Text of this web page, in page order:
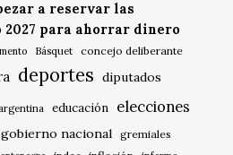
a reservar las
2027 para ahorrar dinero
Básquet concejo deliberante
deportes diputados
educación elecciones
gobierno nacional gremiales